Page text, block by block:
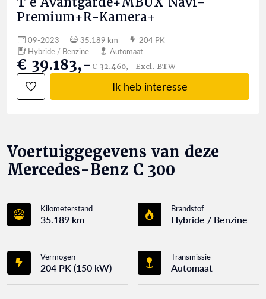
Premium+R-Kamera+
09-2023 35.189 km
204 PK
Hybride / Benzine
Automaat
€ 39.183,-€ 32.460,- Excl. BTW
Ik heb interesse
Voertuiggegevens van deze
Mercedes-Benz C 300
Kilometerstand
35.189 km
Brandstof
Hybride / Benzine
Vermogen
204 PK (150 kW)
Transmissie
Automaat